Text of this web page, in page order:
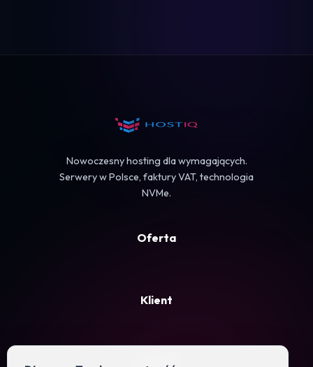
Nowoczesny hosting dla wymagających.
Serwery w Polsce, faktury VAT, technologia
NVMe.
Oferta
Klient
Firma